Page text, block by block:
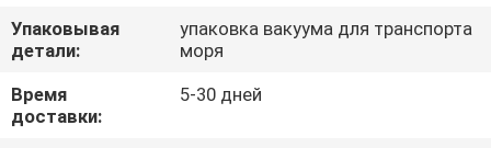
СВЯЖИТЕСЬ
МЫ
НОВОСТИ
Упаковывая
детали:
упаковка вакуума для транспорта
моря
Время
доставки:
5-30 дней